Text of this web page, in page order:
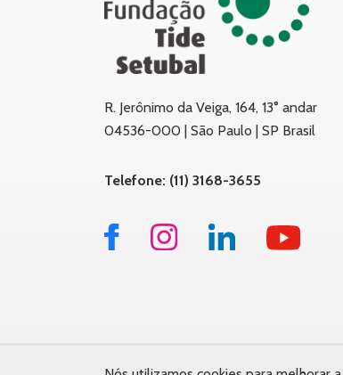
R. Jerônimo da Veiga, 164, 13° andar
04536-000 | São Paulo | SP Brasil
Telefone: (11) 3168-3655